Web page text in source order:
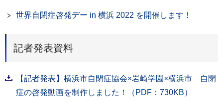
世界自閉症啓発デー in 横浜 2022 を開催します！
記者発表資料
【記者発表】横浜市自閉症協会×岩崎学園×横浜市 自閉
症の啓発動画を制作しました！（PDF：730KB）